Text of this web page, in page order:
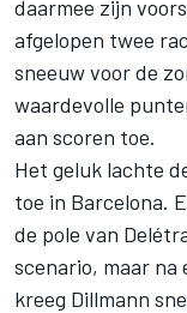
daarmee zijn
afgelopen twee
sneeuw voor de
waardevolle
aan scoren toe.
Het geluk lachte
toe in Barcelona.
de pole van
scenario, maar
kreeg Dillmann